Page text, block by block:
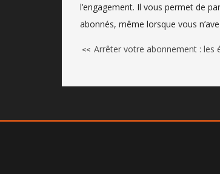
l’engagement. Il vous permet de
abonnés, même lorsque vous
<< Arrêter votre abonnement : les